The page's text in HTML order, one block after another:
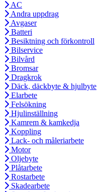
AC
Andra uppdrag
Avgaser
Batteri
Besiktning och förkontroll
Bilservice
Bilvård
Bromsar
Dragkrok
Däck, däckbyte & hjulbyte
Elarbete
Felsökning
Hjulinställning
Kamrem & kamkedja
Koppling
Lack- och måleriarbete
Motor
Oljebyte
Plåtarbete
Rostarbete
Skadearbete